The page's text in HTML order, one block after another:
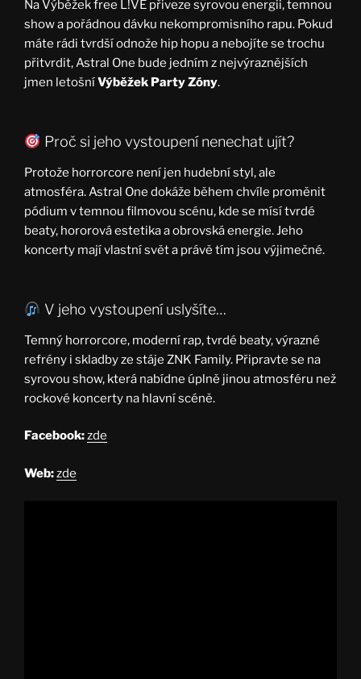
Na Výběžek free L!VE přiveze syrovou energii, temnou
show a pořádnou dávku nekompromisního rapu. Pokud
máte rádi tvrdší odnože hip hopu a nebojíte se trochu
přitvrdit, Astral One bude jedním z nejvýraznějších
jmen letošníVýběžek Party Zóny.
Proč si jeho vystoupení nenechat ujít?
Protože horrorcore není jen hudební styl, ale
atmosféra. Astral One dokáže během chvíle proměnit
pódium v temnou filmovou scénu, kde se mísí tvrdé
beaty, hororová estetika a obrovská energie. Jeho
koncerty mají vlastní svět a právě tím jsou výjimečné.
V jeho vystoupení uslyšíte…
Temný horrorcore, moderní rap, tvrdé beaty, výrazné
refrény i skladby ze stáje ZNK Family. Připravte se na
syrovou show, která nabídne úplně jinou atmosféru než
rockové koncerty na hlavní scéně.
Facebook:zde
Web:zde